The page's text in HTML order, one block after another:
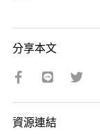
分享本文
資源連結